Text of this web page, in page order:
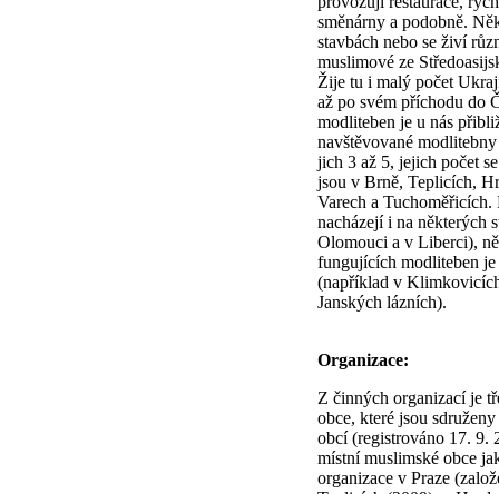
směnárny a podobně.
stavbách nebo se živí
muslimové ze
Žije tu i malý počet
až po svém příchodu do
modliteben je u nás
navštěvované
jich 3 až 5, jejich počet
jsou v Brně, Teplicích,
Varech a
nacházejí i na některých
Olomouci a v Liberci),
fungujících modliteben
(například v
Janských lázních).
Organizace:
Z činných organizací je
obce, které jsou
obcí (registrováno 17. 9.
místní muslimské obce
organizace v Praze